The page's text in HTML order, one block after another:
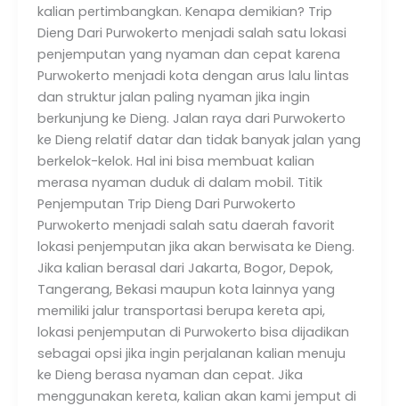
kalian pertimbangkan. Kenapa demikian? Trip
Dieng Dari Purwokerto menjadi salah satu lokasi
penjemputan yang nyaman dan cepat karena
Purwokerto menjadi kota dengan arus lalu lintas
dan struktur jalan paling nyaman jika ingin
berkunjung ke Dieng. Jalan raya dari Purwokerto
ke Dieng relatif datar dan tidak banyak jalan yang
berkelok-kelok. Hal ini bisa membuat kalian
merasa nyaman duduk di dalam mobil. Titik
Penjemputan Trip Dieng Dari Purwokerto
Purwokerto menjadi salah satu daerah favorit
lokasi penjemputan jika akan berwisata ke Dieng.
Jika kalian berasal dari Jakarta, Bogor, Depok,
Tangerang, Bekasi maupun kota lainnya yang
memiliki jalur transportasi berupa kereta api,
lokasi penjemputan di Purwokerto bisa dijadikan
sebagai opsi jika ingin perjalanan kalian menuju
ke Dieng berasa nyaman dan cepat. Jika
menggunakan kereta, kalian akan kami jemput di